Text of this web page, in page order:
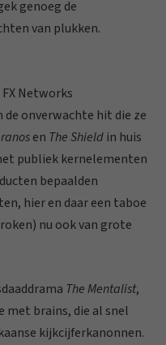
genoeg de
van plukken.
Networks
onverwachte hit die ze
en The Shield in huis
publiek kernelementen
bepaalden
hier en daar een taboe
nu ook van grote
The Mentalist,
met brains, die al snel
kijkcijferkanonnen.